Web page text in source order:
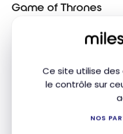
Ce site utilise
le contrôle sur
NOS
Game of Thrones
peuvent être aperçues
, mais plus
La plupart des endroits
altérés ; les
quelques rajouts à